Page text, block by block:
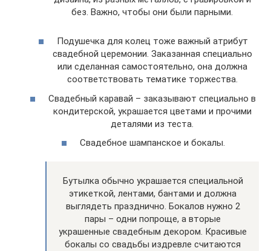
без. Важно, чтобы они были парными.
Подушечка для колец тоже важный атрибут
свадебной церемонии. Заказанная специально
или сделанная самостоятельно, она должна
соответствовать тематике торжества.
Свадебный каравай – заказывают специально в
кондитерской, украшается цветами и прочими
деталями из теста.
Свадебное шампанское и бокалы.
Бутылка обычно украшается специальной
этикеткой, лентами, бантами и должна
выглядеть празднично. Бокалов нужно 2
пары – одни попроще, а вторые
украшенные свадебным декором. Красивые
бокалы со свадьбы издревле считаются